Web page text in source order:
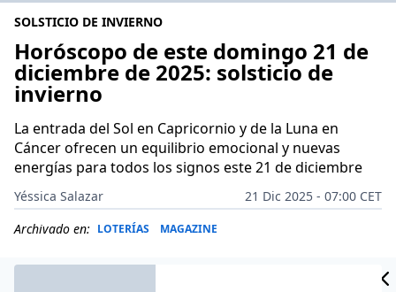
SOLSTICIO DE INVIERNO
Horóscopo de este domingo 21 de
diciembre de 2025: solsticio de
invierno
La entrada del Sol en Capricornio y de la Luna en
Cáncer ofrecen un equilibrio emocional y nuevas
energías para todos los signos este 21 de diciembre
Yéssica Salazar
21 Dic 2025 - 07:00 CET
Archivado en: LOTERÍAS MAGAZINE